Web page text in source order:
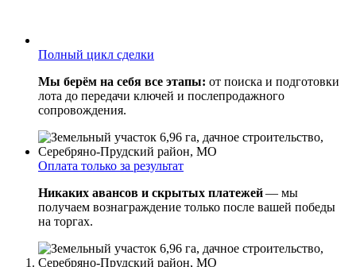
Полный цикл сделки
Мы берём на себя все этапы: от поиска и подготовки
лота до передачи ключей и послепродажного
сопровождения.
Оплата только за результат
Никаких авансов и скрытых платежей— мы
получаем вознаграждение только после вашей победы
на торгах.